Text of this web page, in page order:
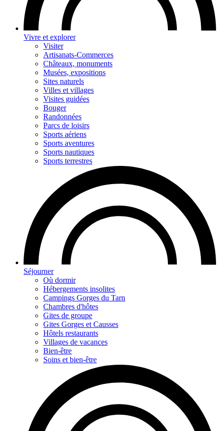
Vivre et explorer
Visiter
Artisanats-Commerces
Châteaux, monuments
Musées, expositions
Sites naturels
Villes et villages
Visites guidées
Bouger
Randonnées
Parcs de loisirs
Sports aériens
Sports aventures
Sports nautiques
Sports terrestres
Séjourner
Où dormir
Hébergements insolites
Campings Gorges du Tarn
Chambres d'hôtes
Gites de groupe
Gites Gorges et Causses
Hôtels restaurants
Villages de vacances
Bien-être
Soins et bien-être